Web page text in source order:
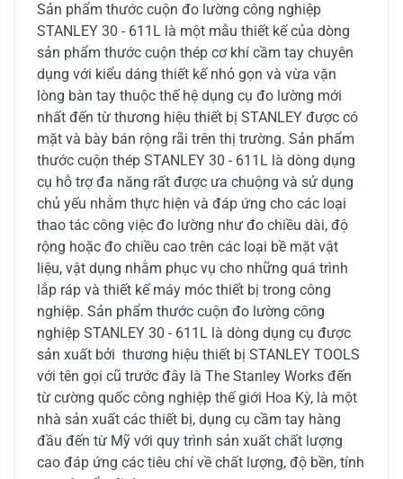
Sản phẩm thước cuộn đo lường công nghiệp
STANLEY 30 - 611L là một mẫu thiết kế của dòng
sản phẩm thước cuộn thép cơ khí cầm tay chuyên
dụng với kiểu dáng thiết kế nhỏ gọn và vừa vặn
lòng bàn tay thuộc thế hệ dụng cụ đo lường mới
nhất đến từ thương hiệu thiết bị STANLEY được có
mặt và bày bán rộng rãi trên thị trường. Sản phẩm
thước cuộn thép STANLEY 30 - 611L là dòng dụng
cụ hỗ trợ đa năng rất được ưa chuộng và sử dụng
chủ yếu nhằm thực hiện và đáp ứng cho các loại
thao tác công việc đo lường như đo chiều dài, độ
rộng hoặc đo chiều cao trên các loại bề mặt vật
liệu, vật dụng nhằm phục vụ cho những quá trình
lắp ráp và thiết kế máy móc thiết bị trong công
nghiệp. Sản phẩm thước cuộn đo lường công
nghiệp STANLEY 30 - 611L là dòng dụng cụ được
sản xuất bởi thương hiệu thiết bị STANLEY TOOLS
với tên gọi cũ trước đây là The Stanley Works đến
từ cường quốc công nghiệp thế giới Hoa Kỳ, là một
nhà sản xuất các thiết bị, dụng cụ cầm tay hàng
đầu đến từ Mỹ với quy trình sản xuất chất lượng
cao đáp ứng các tiêu chí về chất lượng, độ bền, tính